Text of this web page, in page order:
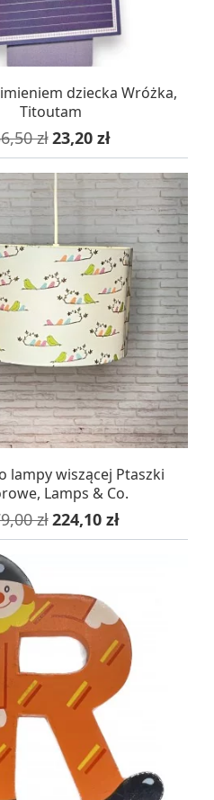
dziecka Wróżka,
Titoutam
podstawowa
zł Cena
23,20 zł
DOSTAWA 24H
lampy wiszącej Ptaszki
Lamps & Co.
podstawowa
zł Cena
224,10 zł